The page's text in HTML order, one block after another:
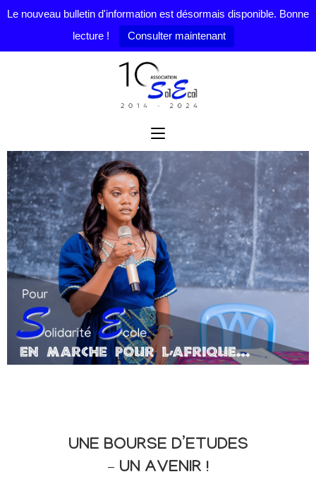
Le nouveau bulletin d'information est désormais disponible. Bonne
lecture !
Consulter maintenant
UNE BOURSE D’ETUDES
– UN AVENIR !